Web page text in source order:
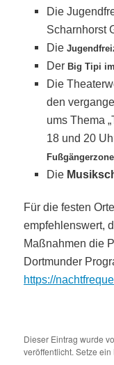
Die
Scharnhorst
Die
Der Big Tipi
Die
den
ums Thema
18 und 20
Fußgängerzone
Die
Für die festen
empfehlenswert,
Maßnahmen die
Dortmunder
https://
Dieser Eintrag wurde
veröffentlicht. Setze